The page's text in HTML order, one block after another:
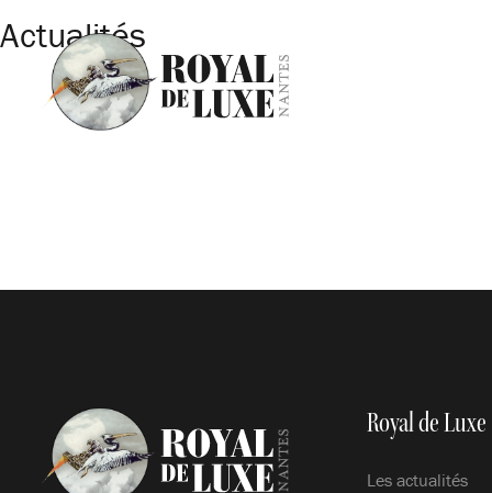
Actualités
Royal de Luxe
Les actualités